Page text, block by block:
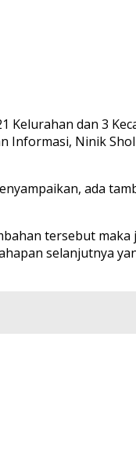
Kelurahan dan 3
Informasi, Ninik
ada
tersebut
selanjutnya